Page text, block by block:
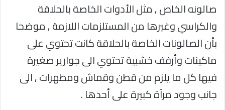
صالونه الخاص , مثل الأدوات الخاصة بالحلاقة
والكراسي وغيرها من المستلزمات اللازمة , موضحا
بأن الصالونات الخاصة بالحلاقة كانت تحتوي على
ماكينات وأرفف خشبية تحتوي الى جوارير صغيرة
فيها كل ما يلزم من قطن وقماش ومطهرات , الى
جانب وجود مرآة كبيرة على أحدها .